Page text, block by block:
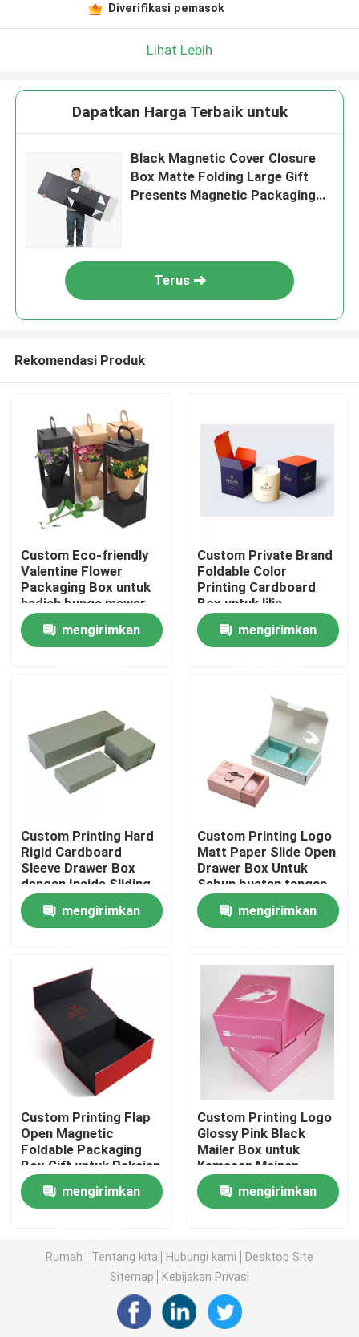
Rumah
Produk
Video
Wisata pabrik
Kontrol kualitas
Quote request suatu
kotak kemasan cetak
Kotak Kemasan Vape
kotak kemasan kosmetik
Kemasan makanan
Pencetakan Buku Berlapis Karat
Pencetakan Buku Softcover
Kotak Kemasan Pakaian
Kotak kemasan wig
Diverifikasi pemasok
Lihat Lebih
Dapatkan Harga Terbaik untuk
Black Magnetic Cover Closure
Box Matte Folding Large Gift
Presents Magnetic Packaging
Terus
Rekomendasi Produk
Custom Eco-friendly
Valentine Flower
Packaging Box untuk
hadiah bunga mawar
mewah
mengirimkan
Custom Private Brand
Foldable Color
Printing Cardboard
Box untuk lilin
mengirimkan
Custom Printing Hard
Rigid Cardboard
Sleeve Drawer Box
dengan Inside Sliding
Box
mengirimkan
Custom Printing Logo
Matt Paper Slide Open
Drawer Box Untuk
Sabun buatan tangan
mengirimkan
Custom Printing Flap
Open Magnetic
Foldable Packaging
Box Gift untuk Pakaian
Sepatu
mengirimkan
Custom Printing Logo
Glossy Pink Black
Mailer Box untuk
Kemasan Mainan
mengirimkan
Rumah Tentang kita Hubungi kami
Desktop Site
Sitemap
Kebijakan Privasi